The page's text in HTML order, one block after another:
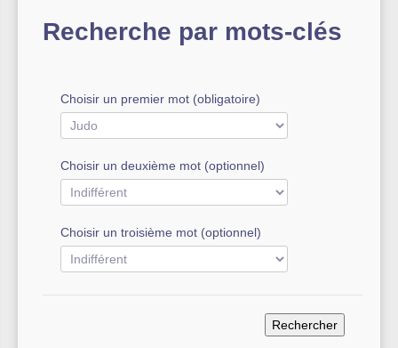
OMS 20
Actualités
Autre équipement sportif
Actualités des associations
Recherche par mots-clés
Choisir un premier mot (obligatoire)
Choisir un deuxième mot (optionnel)
Choisir un troisième mot (optionnel)